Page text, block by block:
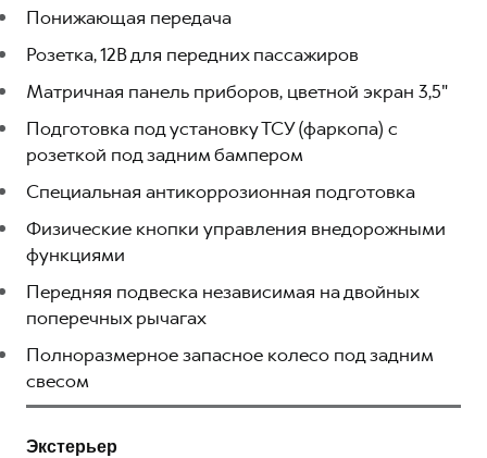
Понижающая передача
Розетка, 12В для передних пассажиров
Матричная панель приборов, цветной экран 3,5"
Подготовка под установку ТСУ (фаркопа) c
розеткой под задним бампером
Специальная антикоррозионная подготовка
Физические кнопки управления внедорожными
функциями
Передняя подвеска независимая на двойных
поперечных рычагах
Полноразмерное запасное колесо под задним
свесом
Экстерьер